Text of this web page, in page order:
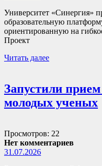
Университет «Синергия»
образовательную
ориентированную на
Проект
Читать далее
Запустили
молодых ученых
Просмотров: 22
Нет комментариев
31.07.2026